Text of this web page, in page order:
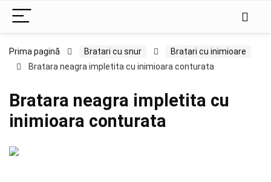
Prima pagină Bratari cu snur
Bratari cu inimioare
Bratara neagra impletita cu inimioara conturata
Bratara neagra impletita cu
inimioara conturata